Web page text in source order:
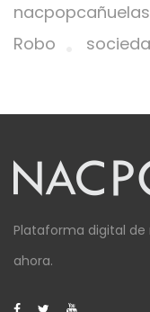
nacpopcañuelas
Robo
Plataforma digital de
ahora.